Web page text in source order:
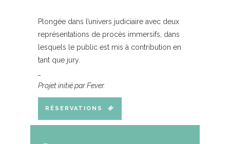
Plongée dans l’univers judiciaire avec deux
représentations de procès immersifs, dans
lesquels le public est mis à contribution en
tant que jury.
Projet initié par Fever.
RÉSERVATIONS